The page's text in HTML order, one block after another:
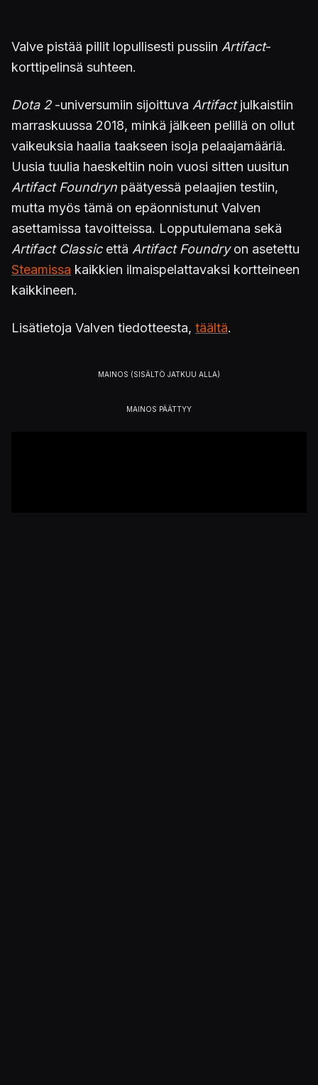
Valve pistää pillit lopullisesti pussiin Artifact-
korttipelinsä suhteen.
Dota 2-universumiin sijoittuva Artifactjulkaistiin
marraskuussa 2018, minkä jälkeen pelillä on ollut
vaikeuksia haalia taakseen isoja pelaajamääriä.
Uusia tuulia haeskeltiin noin vuosi sitten uusitun
Artifact Foundryn päätyessä pelaajien testiin,
mutta myös tämä on epäonnistunut Valven
asettamissa tavoitteissa. Lopputulemana sekä
Artifact Classicettä Artifact Foundryon asetettu
Steamissa kaikkien ilmaispelattavaksi kortteineen
kaikkineen.
Lisätietoja Valven tiedotteesta, täältä.